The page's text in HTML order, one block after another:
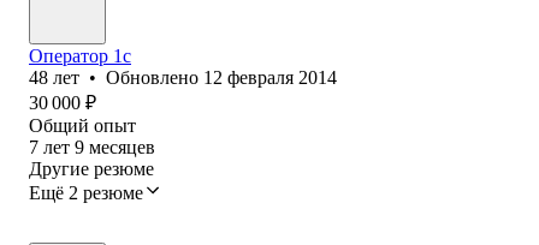
Оператор 1с
48 лет • Обновлено 12 февраля 2014
30 000 ₽
Общий опыт
7 лет 9 месяцев
Другие резюме
Ещё 2 резюме